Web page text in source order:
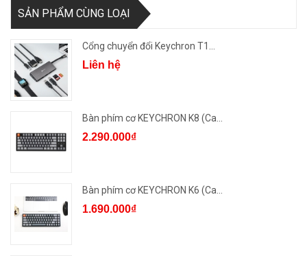
SẢN PHẨM CÙNG LOẠI
Cổng chuyển đổi Keychron T1...
Liên hệ
Bàn phím cơ KEYCHRON K8 (Ca...
2.290.000₫
Bàn phím cơ KEYCHRON K6 (Ca...
1.690.000₫